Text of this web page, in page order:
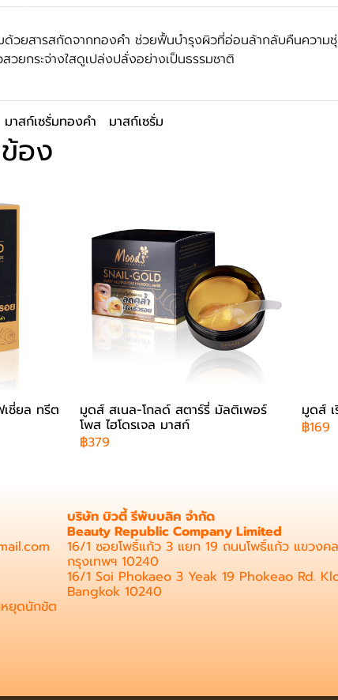
วยสารสกัดจากทองคำ ช่วยฟื้นบำรุงผิวที่อ่อนล้ากลับคืนควา
ยกระจ่างใสดูเปล่งปลั่งอย่างเป็นธรรมชาติ
มาสก์เซรั่มทองคำ มาสก์เซรั่ม
อง
ชี่ยล ทรีต มูดส์ สเนล-โกลด์ สตาร์รี่ มัลติเพอร์
โพส ไฮโดรเจล มาสก์
฿379
มูดส์
฿169
หยุดนักขัต
บริษัท บิวตี้ รีพับบลิค จำกัด
Beauty Republic Company Limited
16/1 ซอยโพธิ์แก้ว 3 แยก 19 ถนนโพธิ์แก้ว แขวงค
กรุงเทพฯ 10240
16/1 Soi Phokaeo 3 Yeak 19 Phokeao Rd.
Bangkok 10240